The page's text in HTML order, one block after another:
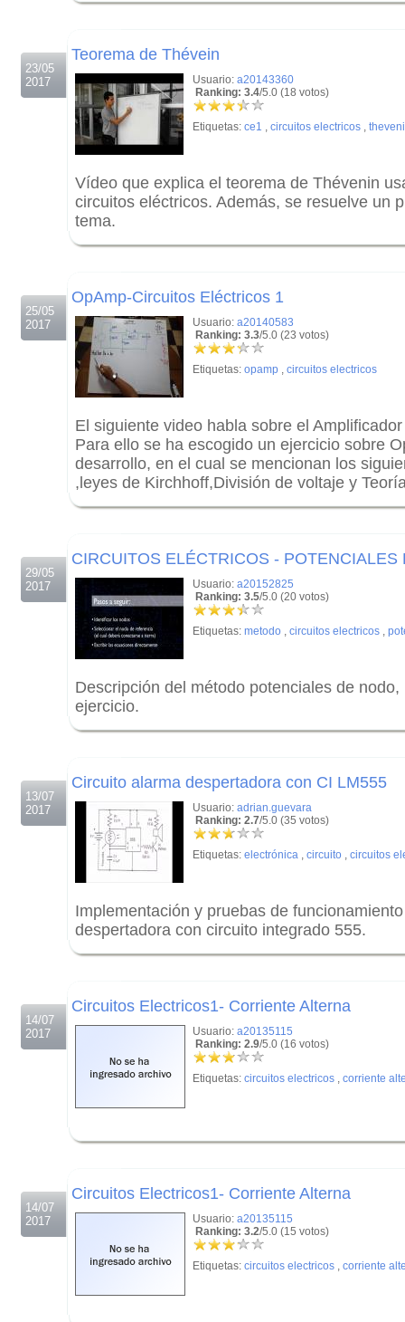
23/05
2017
Teorema de Thévein
Usuario: a20143360
Ranking: 3.4/5.0 (18 votos)
Etiquetas: ce1 , circuitos electricos ,
Vídeo que explica el teorema de Thévenin
circuitos eléctricos. Además, se resuelve un
tema.
25/05
2017
OpAmp-Circuitos Eléctricos 1
Usuario: a20140583
Ranking: 3.3/5.0 (23 votos)
Etiquetas: opamp , circuitos electricos
El siguiente video habla sobre el
Para ello se ha escogido un ejercicio sobre
desarrollo, en el cual se mencionan los
,leyes de Kirchhoff,División de voltaje y
29/05
2017
CIRCUITOS ELÉCTRICOS - POTENCIALES
Usuario: a20152825
Ranking: 3.5/5.0 (20 votos)
Etiquetas: metodo , circuitos electricos ,
Descripción del método potenciales de
ejercicio.
13/07
2017
Circuito alarma despertadora con CI LM555
Usuario: adrian.guevara
Ranking: 2.7/5.0 (35 votos)
Etiquetas: electrónica , circuito , circuitos
Implementación y pruebas de
despertadora con circuito integrado 555.
14/07
2017
Circuitos Electricos1- Corriente Alterna
Usuario: a20135115
Ranking: 2.9/5.0 (16 votos)
Etiquetas: circuitos electricos , corriente
14/07
2017
Circuitos Electricos1- Corriente Alterna
Usuario: a20135115
Ranking: 3.2/5.0 (15 votos)
Etiquetas: circuitos electricos , corriente